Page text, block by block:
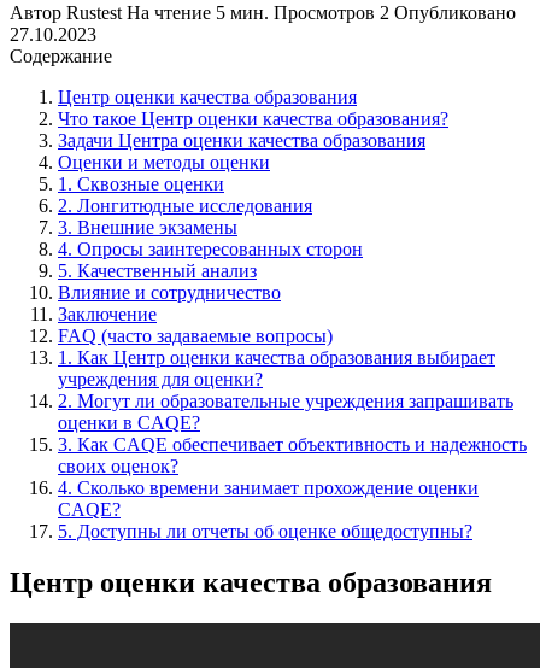
Автор Rustest На чтение 5 мин. Просмотров 2 Опубликовано
27.10.2023
Содержание
Центр оценки качества образования
Что такое Центр оценки качества образования?
Задачи Центра оценки качества образования
Оценки и методы оценки
1. Сквозные оценки
2. Лонгитюдные исследования
3. Внешние экзамены
4. Опросы заинтересованных сторон
5. Качественный анализ
Влияние и сотрудничество
Заключение
FAQ (часто задаваемые вопросы)
1. Как Центр оценки качества образования выбирает
учреждения для оценки?
2. Могут ли образовательные учреждения запрашивать
оценки в CAQE?
3. Как CAQE обеспечивает объективность и надежность
своих оценок?
4. Сколько времени занимает прохождение оценки
CAQE?
5. Доступны ли отчеты об оценке общедоступны?
Центр оценки качества образования